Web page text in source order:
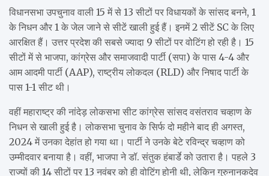
विधानसभा उपचुनाव वाली 15 में से 13 सीटों पर विधायकों के सांसद बनने, 1
के निधन और 1 के जेल जाने से सीटें खाली हुई हैं। इनमें 2 सीटें SC के लिए
आरक्षित हैं। उत्तर प्रदेश की सबसे ज्यादा 9 सीटों पर वोटिंग हो रही है। 15
सीटों में से भाजपा, कांग्रेस और समाजवादी पार्टी (सपा) के पास 4-4 और
आम आदमी पार्टी (AAP), राष्ट्रीय लोकदल (RLD) और निषाद पार्टी के
पास 1-1 सीट थी।
वहीं महाराष्ट्र की नांदेड़ लोकसभा सीट कांग्रेस सांसद वसंतराव चव्हाण के
निधन से खाली हुई है। लोकसभा चुनाव के सिर्फ दो महीने बाद ही अगस्त,
2024 में उनका देहांत हो गया था। पार्टी ने उनके बेटे रविन्द्र चव्हाण को
उम्मीदवार बनाया है। वहीं, भाजपा ने डॉ. संतुक हंबार्डे को उतारा है। पहले 3
राज्यों की 14 सीटों पर 13 नवंबर को ही वोटिंग होनी थी, लेकिन गुरुनानकदेव